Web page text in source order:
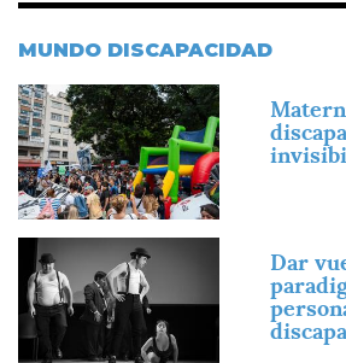
MUNDO DISCAPACIDAD
Imagen
Imagen
Dar